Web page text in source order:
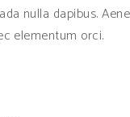
nulla dapibus.
elementum orci.